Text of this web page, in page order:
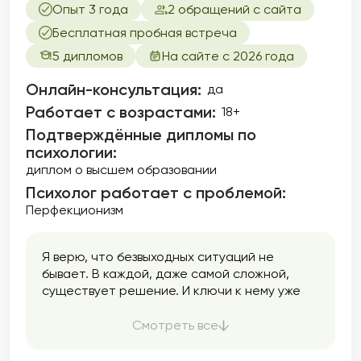
Опыт 3 года
2 обращений с сайта
Бесплатная пробная встреча
5 дипломов
На сайте с 2026 года
Онлайн-консультация: да
Работает с возрастами: 18+
Подтверждённые дипломы по
психологии:
диплом о высшем образовании
Психолог работает с проблемой:
Перфекционизм
Я верю, что безвыходных ситуаций не
бывает. В каждой, даже самой сложной,
существует решение. И ключи к нему уже
разобраться в этом в одиночку, и тогда
Смотреть все